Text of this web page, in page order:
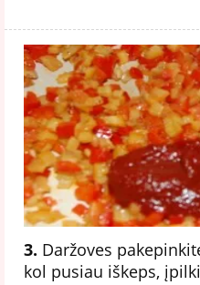
3. Daržoves
kol pusiau iškeps,